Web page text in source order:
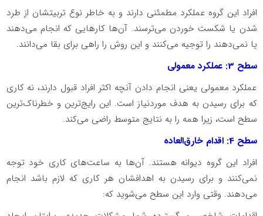
افراد این گروه عملکرد مطمئنی دارند و به خاطر نوع تربیتشان از طرد
شدن یا شکست خوردن می‌ترسند. آن‌ها کارهایی که انجام می‌دهند
یا نمی‌دهند را توجیه می‌کنند و این روش را راهی برای بقا می‌دانند.
سطح 3: عملکرد معمولی
عملکرد معمولی یعنی انجام دادن آنچه اکثر افراد قبول دارند، نه کاری
که برای رسیدن به هدف موردنیاز است. این رایج‌ترین و خطرناک‌ترین
سطح است، زیرا همه را به نتایج متوسط راضی می‌کند.
سطح 4: اقدام خارق‌العاده
افراد این گروه دیوانه هستند. آن‌ها به ساعت‌های کاری خود توجه
نمی‌کنند و برای رسیدن به اهدافشان هر کاری که لازم باشد انجام
می‌دهند. وقتی وارد این سطح می‌شوید که: